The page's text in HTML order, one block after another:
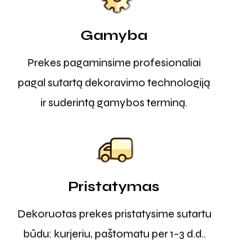
Gamyba
Prekes pagaminsime profesionaliai
pagal sutartą dekoravimo technologiją
ir suderintą gamybos terminą.
Pristatymas
Dekoruotas prekes pristatysime sutartu
būdu: kurjeriu, paštomatu per 1-3 d.d..